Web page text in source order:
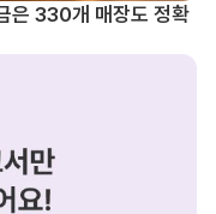
은 330개 매장도 정확